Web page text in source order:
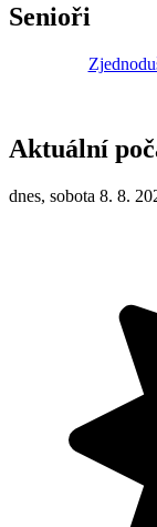
Senioři
Aktuální
dnes, sobota 8. 8.